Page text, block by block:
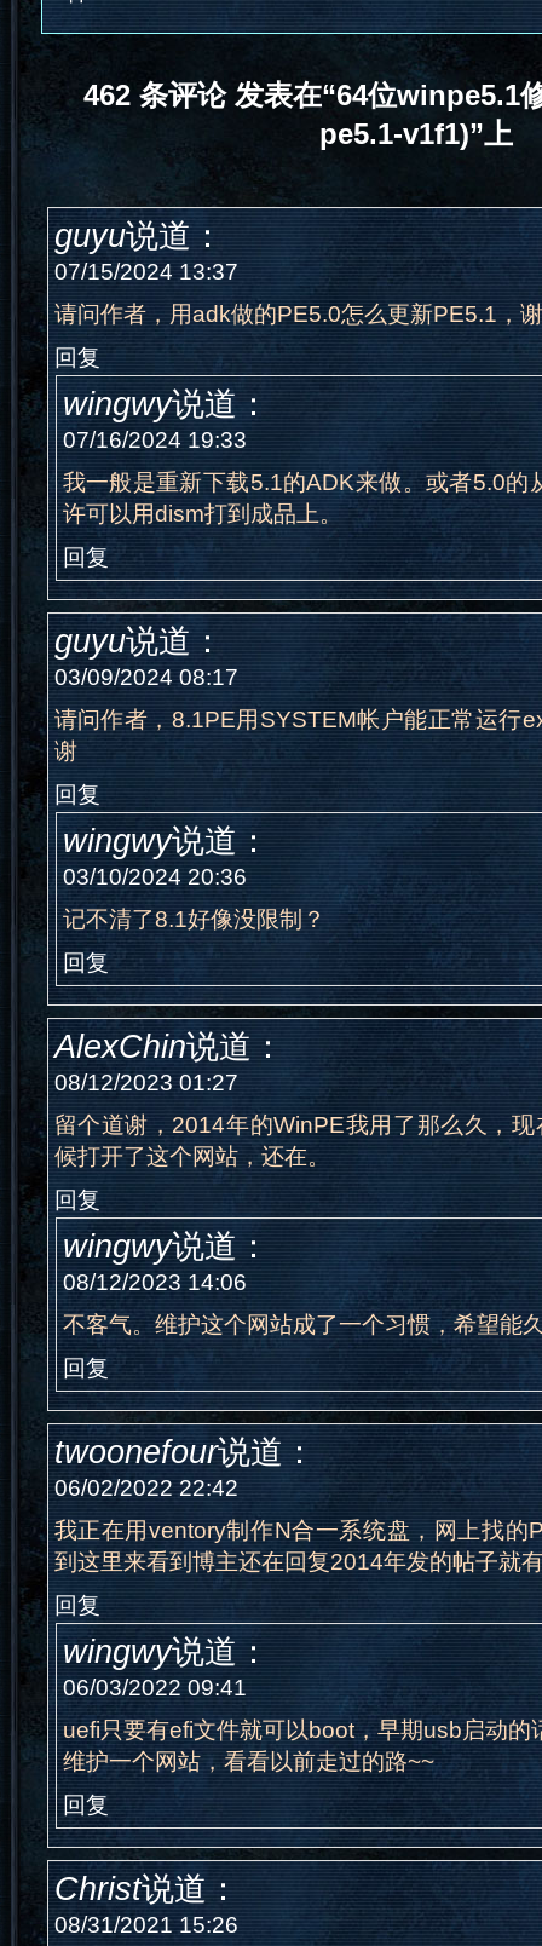
462 条评论 发表在“64位winpe5.1
pe5.1-v1f1)”上
guyu说道：
07/15/2024 13:37
请问作者，用adk做的PE5.0怎么更新PE5.1，
回复
wingwy说道：
07/16/2024 19:33
我一般是重新下载5.1的ADK来做。或者5.0的
许可以用dism打到成品上。
回复
guyu说道：
03/09/2024 08:17
请问作者，8.1PE用SYSTEM帐户能正常运行
谢
回复
wingwy说道：
03/10/2024 20:36
记不清了8.1好像没限制？
回复
AlexChin说道：
08/12/2023 01:27
留个道谢，2014年的WinPE我用了那么久，
候打开了这个网站，还在。
回复
wingwy说道：
08/12/2023 14:06
不客气。维护这个网站成了一个习惯，希望能
回复
twoonefour说道：
06/02/2022 22:42
我正在用ventory制作N合一系统盘，网上找的
到这里来看到博主还在回复2014年发的帖子就
回复
wingwy说道：
06/03/2022 09:41
uefi只要有efi文件就可以boot，早期usb启动的
维护一个网站，看看以前走过的路~~
回复
Christ说道：
08/31/2021 15:26